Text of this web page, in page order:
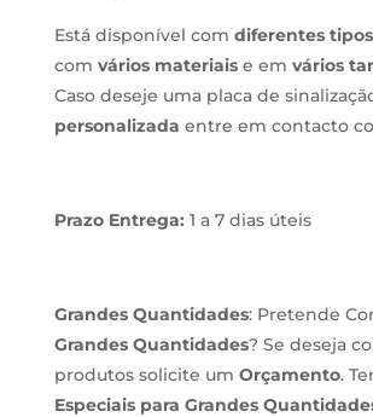
Está disponível com diferentes
com vários materiaise em vários
Caso deseje uma placa de
personalizada entre em contacto
Prazo Entrega: 1 a 7 dias úteis
Grandes Quantidades: Pretende
Grandes Quantidades? Se deseja
produtos solicite um Orçamento.
Especiais para Grandes